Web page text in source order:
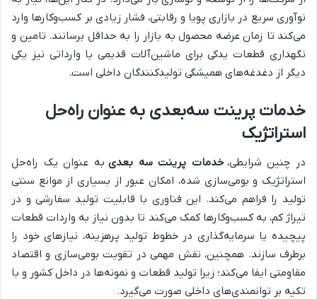
نوآوری سریع در بازاری پویا و رقابتی، فشار زیادی بر کسب‌وکارها وارد
می‌کند تا زمان عرضه محصول به بازار را به حداقل برسانند. تامین و
نگهداری قطعات یدکی برای ماشین‌آلات قدیمی یا وارداتی نیز یکی
دیگر از دغدغه‌های همیشگی تولیدکنندگان داخلی است.
خدمات پرینت سه‌بعدی به عنوان راه‌حل
استراتژیک
در چنین شرایطی، خدمات پرینت سه بعدی به عنوان یک راه‌حل
استراتژیک و بومی‌سازی شده، امکان عبور از بسیاری از موانع سنتی
تولید را فراهم می‌کند. این فناوری با قابلیت تولید سفارشی و در
تیراژ کم، به کسب‌وکارها کمک می‌کند تا بدون نیاز به واردات قطعات
پیچیده یا سرمایه‌گذاری در خطوط تولید پرهزینه، نیازهای خود را
برطرف سازند. همچنین، نقش مهمی در تقویت بومی‌سازی و اقتصاد
مقاومتی ایفا می‌کند؛ زیرا تولید قطعات و نمونه‌ها در داخل کشور و با
تکیه بر توانمندی‌های داخلی صورت می‌گیرد.